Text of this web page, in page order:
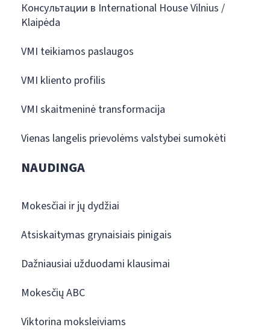
Консультации в International House Vilnius /
Klaipėda
VMI teikiamos paslaugos
VMI kliento profilis
VMI skaitmeninė transformacija
Vienas langelis prievolėms valstybei sumokėti
NAUDINGA
Mokesčiai ir jų dydžiai
Atsiskaitymas grynaisiais pinigais
Dažniausiai užduodami klausimai
Mokesčių ABC
Viktorina moksleiviams